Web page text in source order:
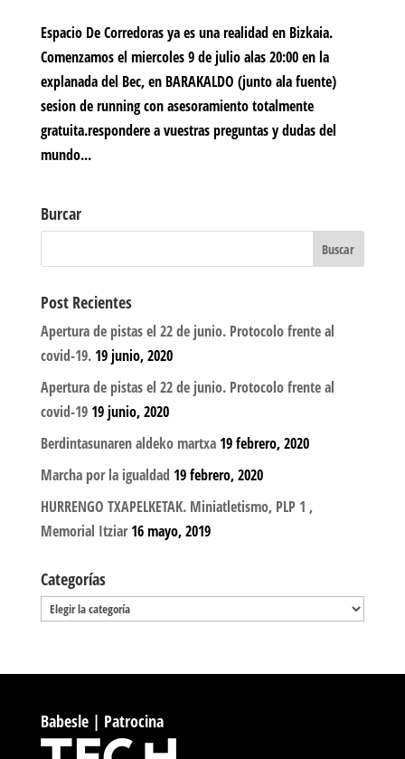
Espacio De Corredoras ya es una realidad en Bizkaia.
Comenzamos el miercoles 9 de julio alas 20:00 en la
explanada del Bec, en BARAKALDO (junto ala fuente)
sesion de running con asesoramiento totalmente
gratuita.respondere a vuestras preguntas y dudas del
mundo...
Burcar
Post Recientes
Apertura de pistas el 22 de junio. Protocolo frente al
covid-19. 19 junio, 2020
Apertura de pistas el 22 de junio. Protocolo frente al
covid-19 19 junio, 2020
Berdintasunaren aldeko martxa 19 febrero, 2020
Marcha por la igualdad 19 febrero, 2020
HURRENGO TXAPELKETAK. Miniatletismo, PLP 1 ,
Memorial Itziar 16 mayo, 2019
Categorías
Categorías
Babesle | Patrocina